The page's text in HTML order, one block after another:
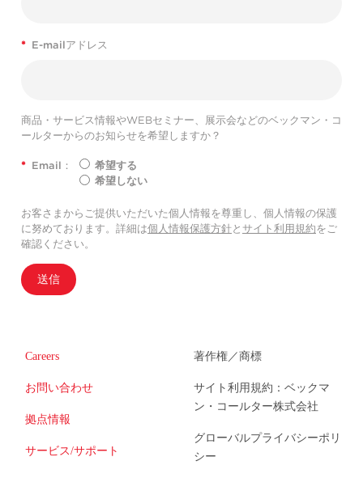
* E-mailアドレス
商品・サービス情報やWEBセミナー、展示会などのベックマン・コ
ールターからのお知らせを希望しますか？
* Email：
希望する
希望しない
お客さまからご提供いただいた個人情報を尊重し、個人情報の保護
に努めております。詳細は個人情報保護方針と サイト利用規約をご
確認ください。
送信
Careers
お問い合わせ
拠点情報
サービス/サポート
著作権／商標
サイト利用規約：ベックマ
ン・コールター株式会社
グローバルプライバシーポリ
シー